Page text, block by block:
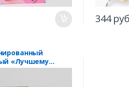
344
«Лучшему